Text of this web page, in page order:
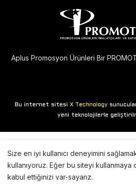
Aplus Promosyon Ürünleri Bir
Bu internet sitesiX Technology
yeni teknolojilerle
Size en iyi kullanıcı deneyimini
kullanıyoruz. Eğer bu siteyi
kabul ettiğinizi var-sayarız.